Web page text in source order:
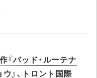
『バッド・ルーテナ
ウ』、トロント国際